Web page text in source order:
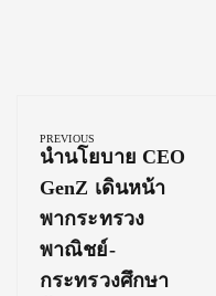
navigation
PREVIOUS
Previous
Post:
นำนโยบาย CEO
GenZ เดินหน้า
พากระทรวง
พาณิชย์-
กระทรวงศึกษา